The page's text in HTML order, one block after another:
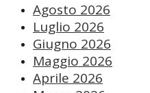
Agosto 2026
Luglio 2026
Giugno 2026
Maggio 2026
Aprile 2026